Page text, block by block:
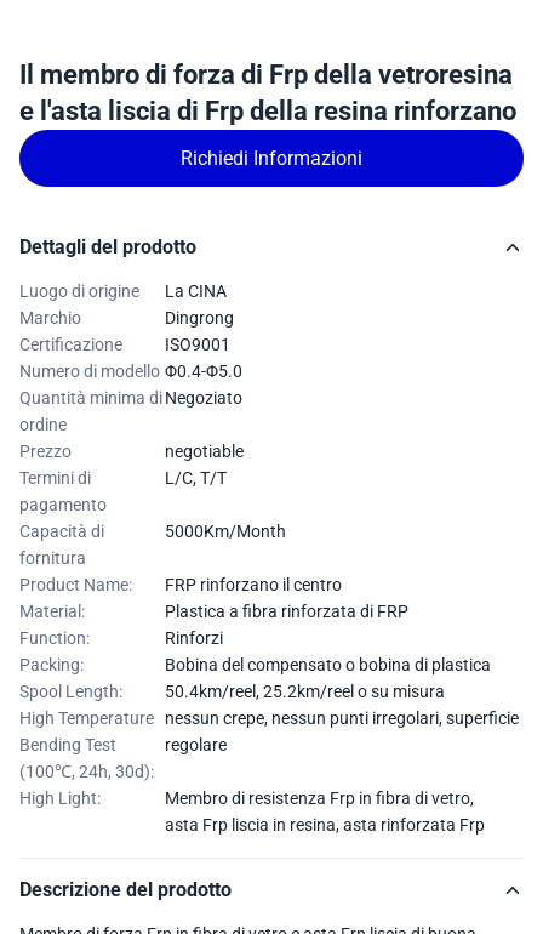
Il membro di forza di Frp della vetroresina
e l'asta liscia di Frp della resina rinforzano
Richiedi Informazioni
Dettagli del prodotto
Luogo di origine
La CINA
Marchio
Dingrong
Certificazione
ISO9001
Numero di modello Φ0.4-Φ5.0
Quantità minima di
ordine
Negoziato
Prezzo
negotiable
Termini di
pagamento
L/C, T/T
Capacità di
fornitura
5000Km/Month
Product Name:
FRP rinforzano il centro
Material:
Plastica a fibra rinforzata di FRP
Function:
Rinforzi
Packing:
Bobina del compensato o bobina di plastica
Spool Length:
50.4km/reel, 25.2km/reel o su misura
High Temperature
Bending Test
(100℃, 24h, 30d):
nessun crepe, nessun punti irregolari, superficie
regolare
High Light: Membro di resistenza Frp in fibra di vetro,
asta Frp liscia in resina,asta rinforzata Frp
Descrizione del prodotto